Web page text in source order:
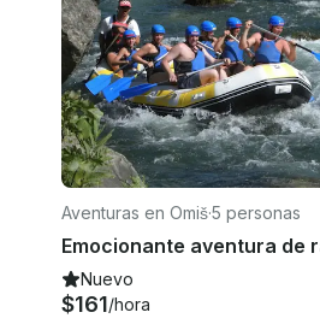
Aventuras en Omiš·5 personas
Nuevo
$161/hora